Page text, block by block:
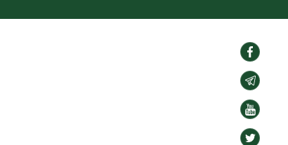
social-
links
social-
links
social-
links
social-